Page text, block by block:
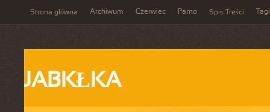
Strona główna Archiwum Czerwiec Parno Spis Treści Tagi
JABKŁKA